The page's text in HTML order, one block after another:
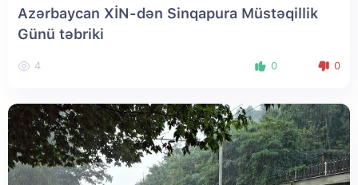
Azərbaycan XİN-dən Sinqapura Müstəqillik
Günü təbriki
4 0 0